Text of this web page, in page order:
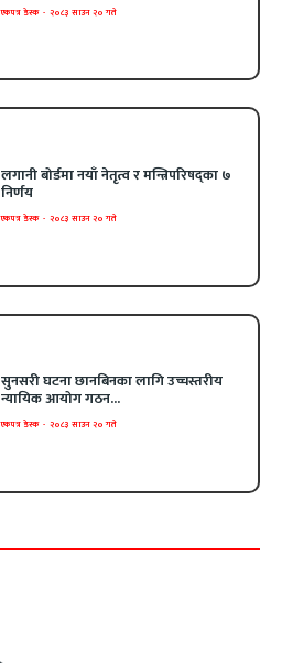
एकपत्र डेस्क - २०८३ साउन २० गते
लगानी बोर्डमा नयाँ नेतृत्व र मन्त्रिपरिषद्का ७
निर्णय
एकपत्र डेस्क - २०८३ साउन २० गते
सुनसरी घटना छानबिनका लागि उच्चस्तरीय
न्यायिक आयोग गठन...
एकपत्र डेस्क - २०८३ साउन २० गते